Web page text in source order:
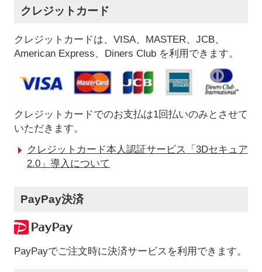
クレジットカード
クレジットカードは、VISA、MASTER、JCB、
American Express、Diners Club を利用できます。
クレジットカードでのお支払は1回払いのみとさせて
いただきます。
クレジットカード本人認証サービス「3Dセキュア
2.0」導入について
PayPay決済
PayPayでご注文時に決済サービスを利用できます。